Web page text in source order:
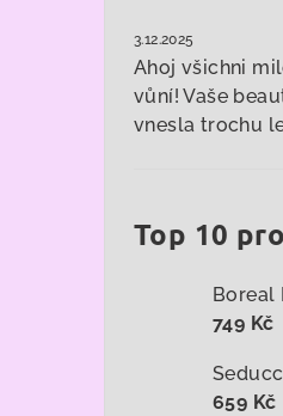
3.12.2025
Ahoj všichni
vůní! Vaše
vnesla trochu
Top 10
Boreal
749 Kč
659 Kč